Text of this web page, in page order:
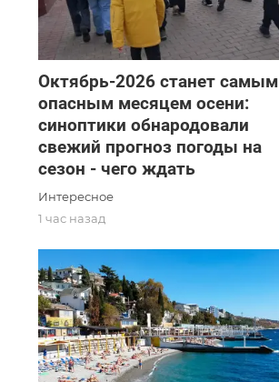
Октябрь-2026 станет самым
опасным месяцем осени:
синоптики обнародовали
свежий прогноз погоды на
сезон - чего ждать
Интересное
1 час назад